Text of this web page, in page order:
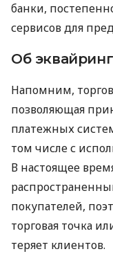
банки,
сервисов для
Об
Напомним,
позволяющая
платежных
том числе с
В настоящее
покупателей,
торговая точка
теряет клиентов.